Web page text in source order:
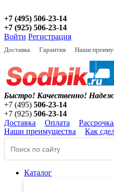
+7 (495) 506-23-14
+7 (925) 506-23-14
Войти Регистрация
Доставка Гарантия Наши
Быстро! Качественно!
+7 (495) 506-23-14
+7 (925) 506-23-14
Доставка
Оплата
Наши преимущества
Как
Каталог